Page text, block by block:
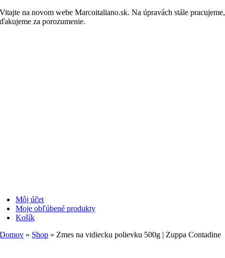
Skip
to
Vitajte na novom webe Marcoitaliano.sk. Na úpravách stále pracujeme,
ďakujeme za porozumenie.
Môj účet
Moje obľúbené produkty
Košík
Domov » Shop » Zmes na vidiecku polievku 500g | Zuppa Contadine